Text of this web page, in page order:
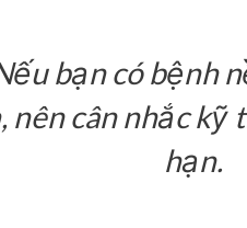
bạn có bệnh
nên cân nhắc kỹ
hạn.